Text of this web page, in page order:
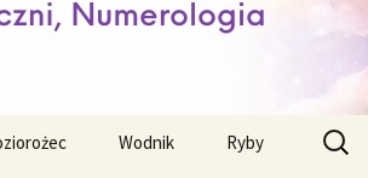
Wodnik Ryby
Szukaj: